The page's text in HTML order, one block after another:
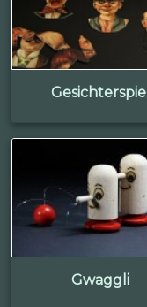
Gesichterspiel
Gwaggli